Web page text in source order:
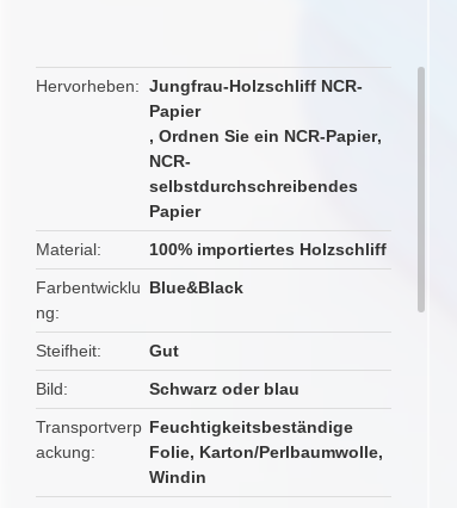
Hervorheben
Jungfrau-Holzschliff NCR-
Papier
,Ordnen Sie ein NCR-Papier,
NCR-
selbstdurchschreibendes
Papier
Material
100% importiertes Holzschliff
Farbentwicklu
ng
Blue&Black
Steifheit
Gut
Bild
Schwarz oder blau
Transportverp
ackung
Feuchtigkeitsbeständige
Folie, Karton/Perlbaumwolle,
Windin